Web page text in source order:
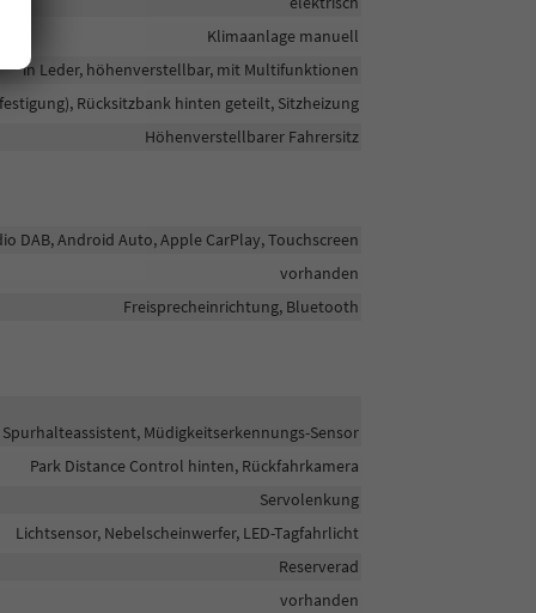
Klimaanlage manuell
in Leder, höhenverstellbar, mit Multifunktionen
Rücksitzbank hinten geteilt, Sitzheizung
Höhenverstellbarer Fahrersitz
DAB, Android Auto, Apple CarPlay, Touchscreen
vorhanden
Freisprecheinrichtung, Bluetooth
Müdigkeitserkennungs-Sensor
Park Distance Control hinten, Rückfahrkamera
Servolenkung
Lichtsensor, Nebelscheinwerfer, LED-Tagfahrlicht
Reserverad
vorhanden